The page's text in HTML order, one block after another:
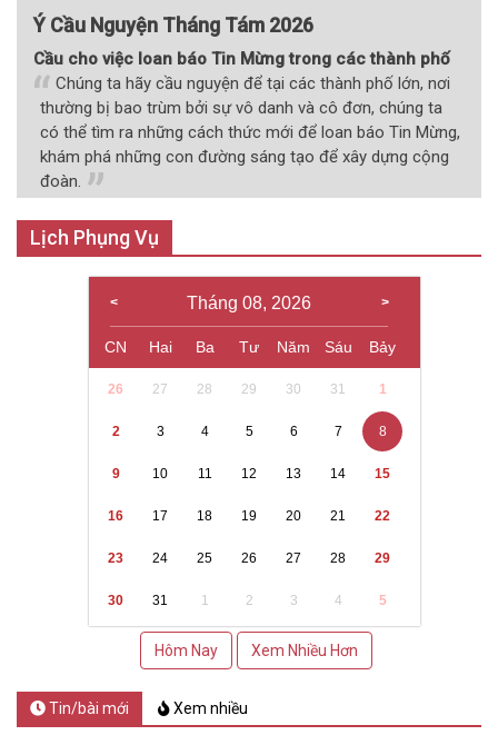
Ý Cầu Nguyện Tháng Tám 2026
Cầu cho việc loan báo Tin Mừng trong các thành phố
Chúng ta hãy cầu nguyện để tại các thành phố lớn, nơi
thường bị bao trùm bởi sự vô danh và cô đơn, chúng ta
có thể tìm ra những cách thức mới để loan báo Tin Mừng,
khám phá những con đường sáng tạo để xây dựng cộng
đoàn.
Lịch Phụng Vụ
Tháng 08, 2026
CN Hai Ba Tư Năm Sáu Bảy
26 27 28 29 30 31 1
2 3 4 5 6 7 8
9 10 11 12 13 14 15
16 17 18 19 20 21 22
23 24 25 26 27 28 29
30 31 1 2 3 4 5
Hôm Nay Xem Nhiều Hơn
Tin/bài mới Xem nhiều